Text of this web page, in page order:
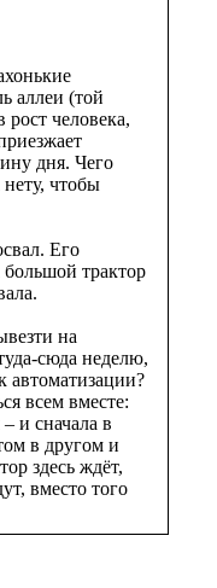
аллеи (той
человека,
дня. Чего
чтобы
Его
трактор
на
сюда неделю,
автоматизации?
всем вместе:
и сначала в
в другом и
здесь ждёт,
вместо того